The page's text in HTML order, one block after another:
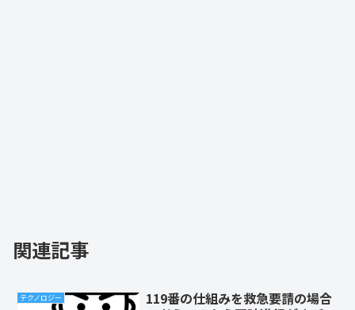
関連記事
テクノロジー
119番の仕組みを救急要請の場合